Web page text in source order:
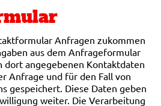
Anfragen zukommen
aus dem Anfrageformular
dort angegebenen Kontaktdaten
Anfrage und für den Fall von
gespeichert. Diese Daten geben
weiter. Die Verarbeitung